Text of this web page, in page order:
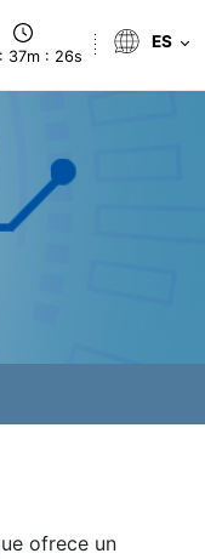
37m : 26s
ES
ofrece un